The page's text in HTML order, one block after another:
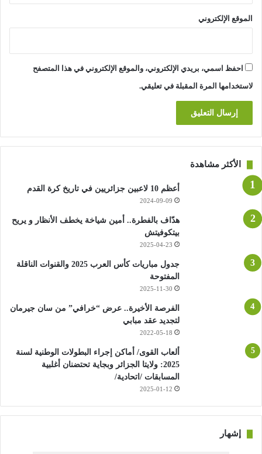
الموقع الإلكتروني
احفظ اسمي، بريدي الإلكتروني، والموقع الإلكتروني في هذا المتصفح
لاستخدامها المرة المقبلة في تعليقي.
الأكثر مشاهدة
أعظم 10 لاعبين جزائريين في تاريخ كرة القدم
2024-09-09
هدّاف بالفطرة.. أمين شياخة يخطف الأنظار و يريح
بيتكوفيتش
2025-04-23
جدول مباريات كأس العرب 2025 والقنوات الناقلة
المفتوحة
2025-11-30
الفرصة الأخيرة.. عرض “خرافي” من سان جيرمان
لتجديد عقد مبابي
2022-05-18
ألعاب القوى/ أماكن إجراء البطولات الوطنية لسنة
2025: ولايتا الجزائر وبجاية تحتضنان أغلبية
المسابقات /اتحادية/
2025-01-12
إشهار